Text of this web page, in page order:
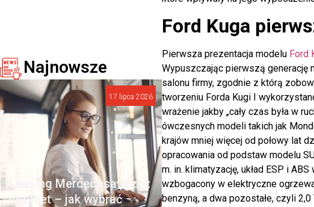
Ford Kuga
Pierwsza prezentacja modelu Ford
Wypuszczając pierwszą generację
salonu firmy, zgodnie z którą
tworzeniu Forda Kugi I
wrażenie jakby „cały czas była w
ówczesnych modeli takich jak
krajów mniej więcej od połowy lat
opracowania od podstaw modelu
m. in. klimatyzację, układ ESP i
wzbogacony w elektryczne
benzyną, a dwa pozostałe, czyli
Najnowsze
Leasing Mercedesa przez
internet – jak wybrać
17 lipca 2026